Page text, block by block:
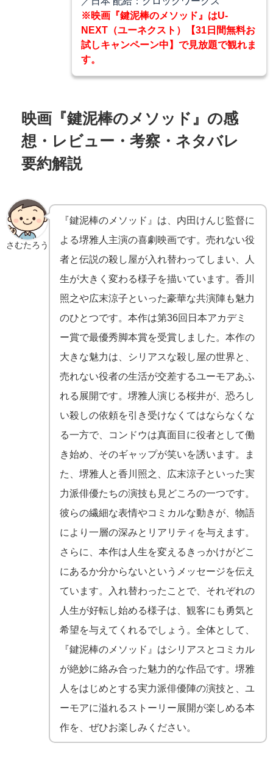
※映画『鍵泥棒のメソッド』はU-
NEXT（ユーネクスト）【31日間無料お
試しキャンペーン中】で見放題で観れま
す。
映画『鍵泥棒のメソッド』の感
想・レビュー・考察・ネタバレ
要約解説
さむたろう
『鍵泥棒のメソッド』は、内田けんじ監督に
よる堺雅人主演の喜劇映画です。売れない役
者と伝説の殺し屋が入れ替わってしまい、人
生が大きく変わる様子を描いています。香川
照之や広末涼子といった豪華な共演陣も魅力
のひとつです。本作は第36回日本アカデミ
ー賞で最優秀脚本賞を受賞しました。本作の
大きな魅力は、シリアスな殺し屋の世界と、
売れない役者の生活が交差するユーモアあふ
れる展開です。堺雅人演じる桜井が、恐ろし
い殺しの依頼を引き受けなくてはならなくな
る一方で、コンドウは真面目に役者として働
き始め、そのギャップが笑いを誘います。ま
た、堺雅人と香川照之、広末涼子といった実
力派俳優たちの演技も見どころの一つです。
彼らの繊細な表情やコミカルな動きが、物語
により一層の深みとリアリティを与えます。
さらに、本作は人生を変えるきっかけがどこ
にあるか分からないというメッセージを伝え
ています。入れ替わったことで、それぞれの
人生が好転し始める様子は、観客にも勇気と
希望を与えてくれるでしょう。全体として、
『鍵泥棒のメソッド』はシリアスとコミカル
が絶妙に絡み合った魅力的な作品です。堺雅
人をはじめとする実力派俳優陣の演技と、ユ
ーモアに溢れるストーリー展開が楽しめる本
作を、ぜひお楽しみください。